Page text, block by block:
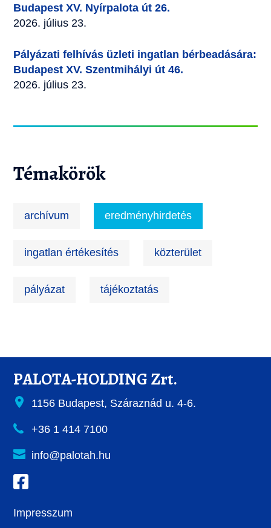
Budapest XV. Nyírpalota út 26.
2026. július 23.
Pályázati felhívás üzleti ingatlan bérbeadására:
Budapest XV. Szentmihályi út 46.
2026. július 23.
Témakörök
archívum eredményhirdetés
ingatlan értékesítés közterület
pályázat tájékoztatás
PALOTA-HOLDING Zrt.
1156 Budapest, Száraznád u. 4-6.
+36 1 414 7100
info@palotah.hu
Impresszum